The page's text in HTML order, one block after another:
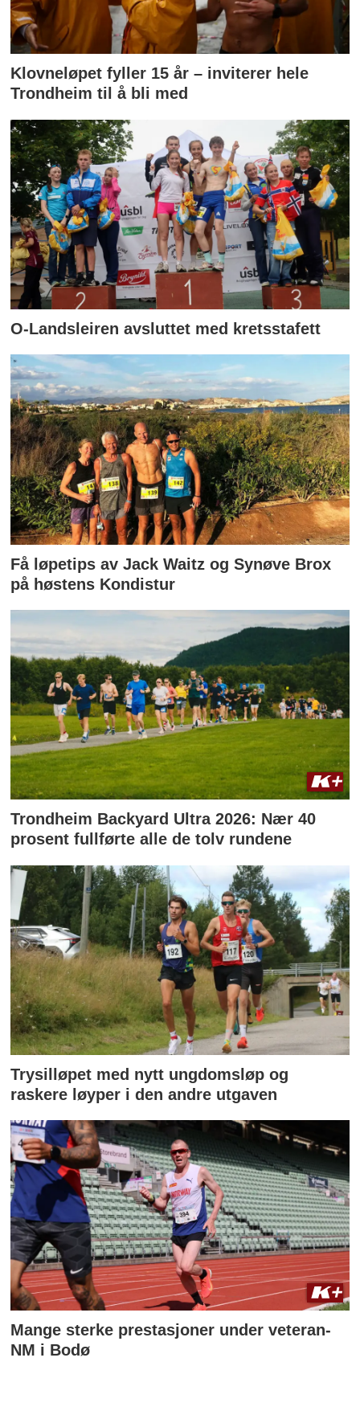
Klovneløpet fyller 15 år – inviterer hele
Trondheim til å bli med
O-Landsleiren avsluttet med kretsstafett
Få løpetips av Jack Waitz og Synøve Brox
på høstens Kondistur
Trondheim Backyard Ultra 2026: Nær 40
prosent fullførte alle de tolv rundene
Trysilløpet med nytt ungdomsløp og
raskere løyper i den andre utgaven
Mange sterke prestasjoner under veteran-
NM i Bodø